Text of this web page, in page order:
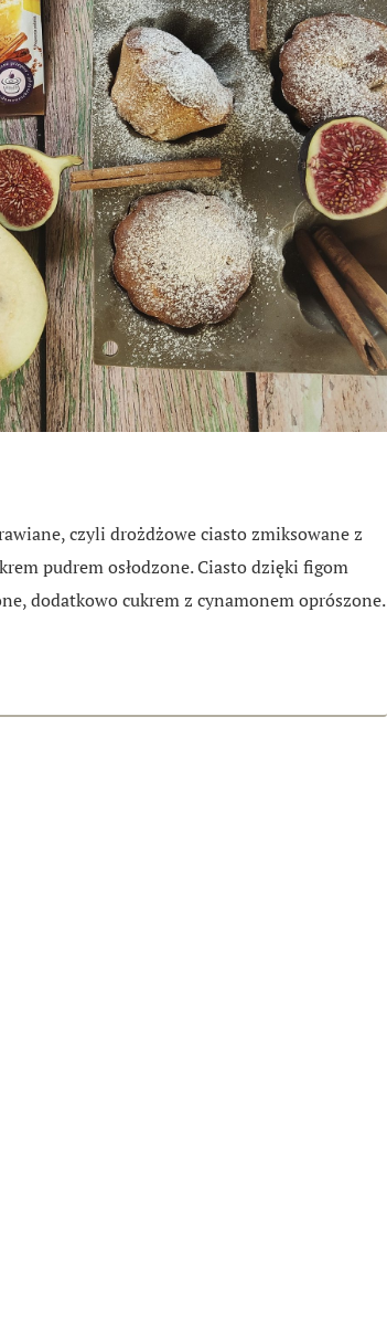
czyli drożdżowe ciasto zmiksowane z
pudrem osłodzone. Ciasto dzięki figom
dodatkowo cukrem z cynamonem oprószone.